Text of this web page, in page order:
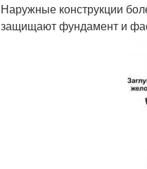
Наружные конструкции
защищают фундамент и